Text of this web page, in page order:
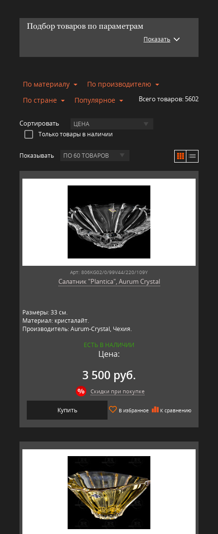
Подбор товаров по параметрам
Показать
По материалу
По производителю
По стране
Популярное Всего товаров: 5602
Сортировать ЦЕНА
Только товары в наличии
Показывать ПО 60 ТОВАРОВ
Арт: 806KG02/0/99V44/220/109Y
Салатник "Plantica", Aurum Crystal
Размеры: 33 см.
Материал: кристалайт.
Производитель: Aurum-Crystal, Чехия.
ЕСТЬ В НАЛИЧИИ
Цена:
3 500 руб.
Скидки при покупке
Купить В избранное К сравнению